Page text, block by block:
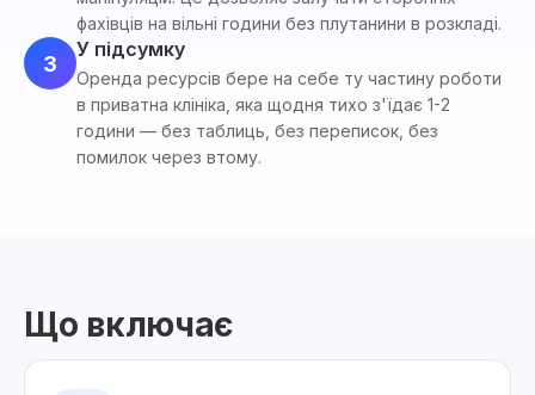
фахівців на вільні години без плутанини в розкладі.
3
У підсумку
Оренда ресурсів бере на себе ту частину роботи
в приватна клініка, яка щодня тихо з'їдає 1-2
години — без таблиць, без переписок, без
помилок через втому.
Що включає